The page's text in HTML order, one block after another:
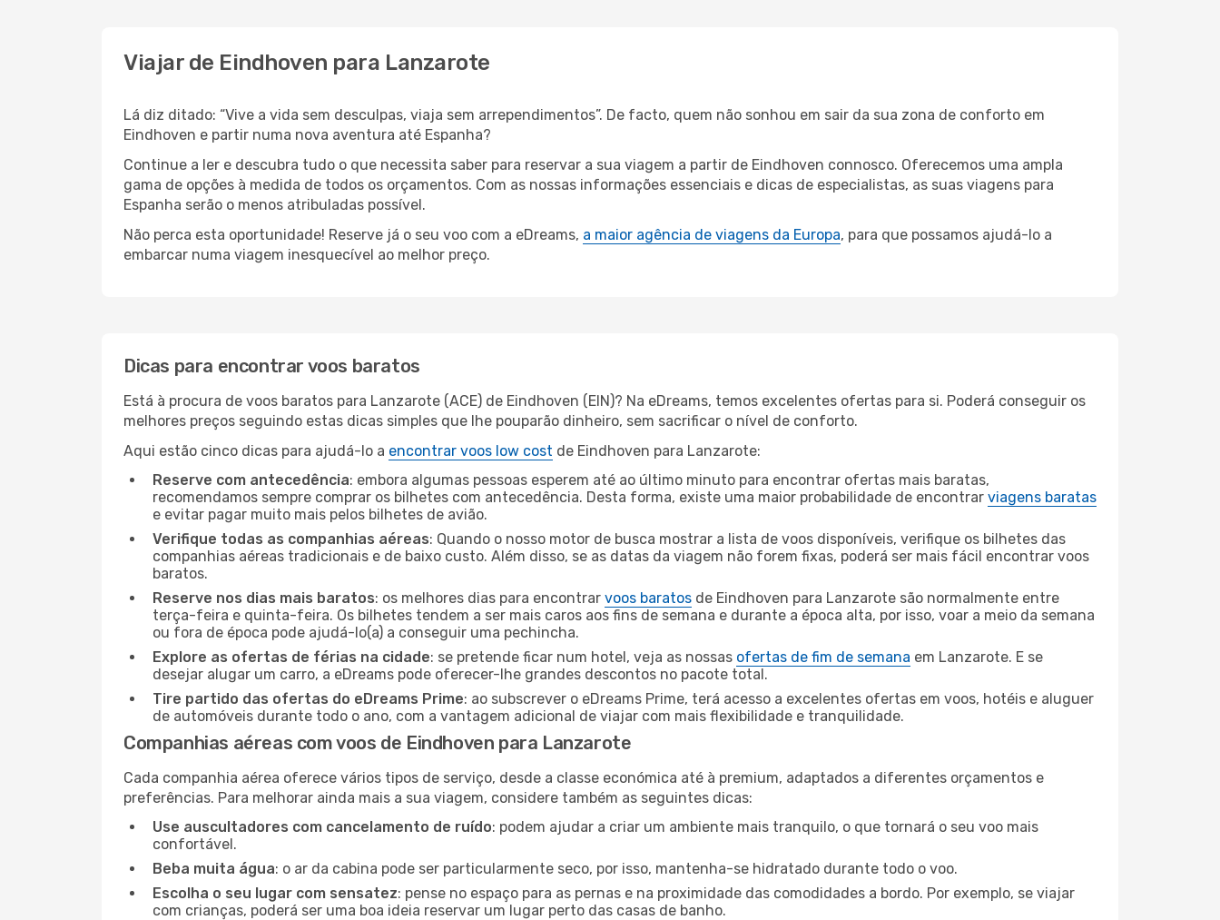
Viajar de Eindhoven para Lanzarote
Lá diz ditado: “Vive a vida sem desculpas, viaja sem arrependimentos”. De facto, quem não sonhou em sair da sua zona de conforto em
Eindhoven e partir numa nova aventura até Espanha?
Continue a ler e descubra tudo o que necessita saber para reservar a sua viagem a partir de Eindhoven connosco. Oferecemos uma ampla
gama de opções à medida de todos os orçamentos. Com as nossas informações essenciais e dicas de especialistas, as suas viagens para
Espanha serão o menos atribuladas possível.
Não perca esta oportunidade! Reserve já o seu voo com a eDreams, a maior agência de viagens da Europa, para que possamos ajudá-lo a
embarcar numa viagem inesquecível ao melhor preço.
Dicas para encontrar voos baratos
Está à procura de voos baratos para Lanzarote (ACE) de Eindhoven (EIN)? Na eDreams, temos excelentes ofertas para si. Poderá conseguir os
melhores preços seguindo estas dicas simples que lhe pouparão dinheiro, sem sacrificar o nível de conforto.
Aqui estão cinco dicas para ajudá-lo a encontrar voos low cost de Eindhoven para Lanzarote:
Reserve com antecedência: embora algumas pessoas esperem até ao último minuto para encontrar ofertas mais baratas,
recomendamos sempre comprar os bilhetes com antecedência. Desta forma, existe uma maior probabilidade de encontrar viagens baratas
e evitar pagar muito mais pelos bilhetes de avião.
Verifique todas as companhias aéreas: Quando o nosso motor de busca mostrar a lista de voos disponíveis, verifique os bilhetes das
companhias aéreas tradicionais e de baixo custo. Além disso, se as datas da viagem não forem fixas, poderá ser mais fácil encontrar voos
baratos.
Reserve nos dias mais baratos: os melhores dias para encontrar voos baratos de Eindhoven para Lanzarote são normalmente entre
terça-feira e quinta-feira. Os bilhetes tendem a ser mais caros aos fins de semana e durante a época alta, por isso, voar a meio da semana
ou fora de época pode ajudá-lo(a) a conseguir uma pechincha.
Explore as ofertas de férias na cidade: se pretende ficar num hotel, veja as nossas ofertas de fim de semana em Lanzarote. E se
desejar alugar um carro, a eDreams pode oferecer-lhe grandes descontos no pacote total.
Tire partido das ofertas do eDreams Prime: ao subscrever o eDreams Prime, terá acesso a excelentes ofertas em voos, hotéis e aluguer
de automóveis durante todo o ano, com a vantagem adicional de viajar com mais flexibilidade e tranquilidade.
Companhias aéreas com voos de Eindhoven para Lanzarote
Cada companhia aérea oferece vários tipos de serviço, desde a classe económica até à premium, adaptados a diferentes orçamentos e
preferências. Para melhorar ainda mais a sua viagem, considere também as seguintes dicas:
Use auscultadores com cancelamento de ruído: podem ajudar a criar um ambiente mais tranquilo, o que tornará o seu voo mais
confortável.
Beba muita água: o ar da cabina pode ser particularmente seco, por isso, mantenha-se hidratado durante todo o voo.
Escolha o seu lugar com sensatez: pense no espaço para as pernas e na proximidade das comodidades a bordo. Por exemplo, se viajar
com crianças, poderá ser uma boa ideia reservar um lugar perto das casas de banho.